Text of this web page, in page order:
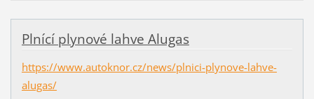
Plnící plynové lahve Alugas
https://www.autoknor.cz/news/plnici-plynove-lahve-
alugas/